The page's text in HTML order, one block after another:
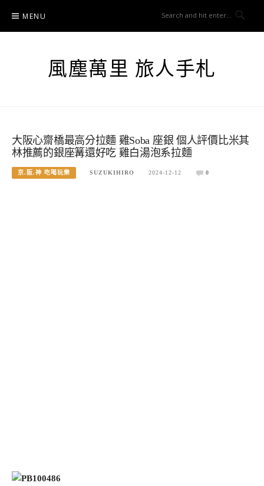
content
MENU
風塵萬里 旅人手札
大阪心齋橋最高分拉麵 雞Soba 座銀 個人評價比米其
林推薦的銀座篝還好吃 雞白湯泡系拉麵
京.阪.神 吃喝玩樂 SUZUKIHIRO 2024-12-12 0